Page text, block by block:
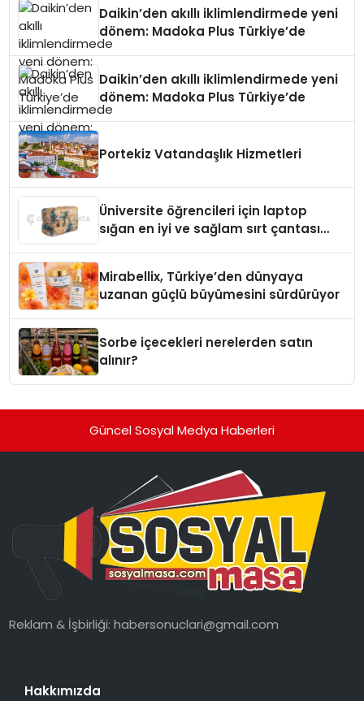
Daikin’den akıllı iklimlendirmede yeni
dönem: Madoka Plus Türkiye’de
Daikin’den akıllı iklimlendirmede yeni
dönem: Madoka Plus Türkiye’de
Portekiz Vatandaşlık Hizmetleri
Üniversite öğrencileri için laptop
sığan en iyi ve sağlam sırt çantası
Mirabellix, Türkiye’den dünyaya
uzanan güçlü büyümesini sürdürüyor
Sorbe içecekleri nerelerden satın
alınır?
Güncel Sosyal Medya Haberleri
Reklam & İşbirliği:habersonuclari@gmail.com
Hakkımızda